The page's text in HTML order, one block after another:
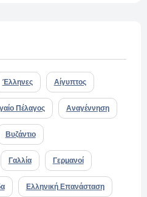
Έλληνες Αίγυπτος
Πέλαγος Αναγέννηση
Βυζάντιο
Γαλλία Γερμανοί
Ελληνική Επανάσταση